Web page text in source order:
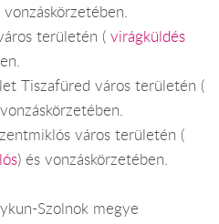
vonzáskörzetében.
területén ( virágküldés
Tiszafüred város területén (
város területén (
) és vonzáskörzetében.
Szolnok megye